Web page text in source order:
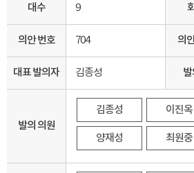
대수 9
의안 번호 704 의
대표 발의자 김종성
발의 의원
김종성 이진옥
양재성 최원중